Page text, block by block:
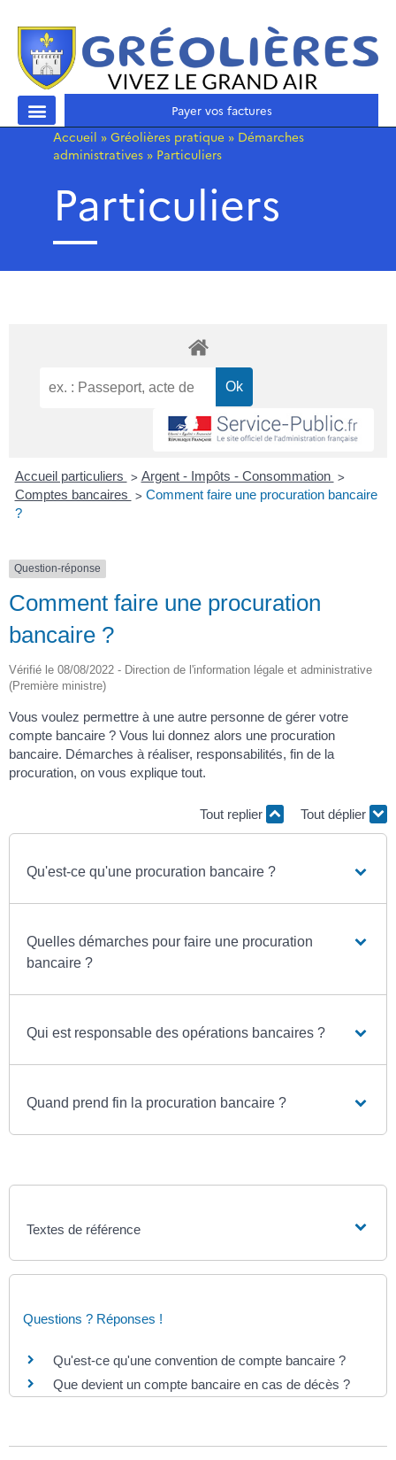
Payer vos factures
Accueil » Gréolières pratique » Démarches
administratives » Particuliers
Particuliers
Accueil particuliers > Argent - Impôts - Consommation >
Comptes bancaires > Comment faire une procuration bancaire
?
Question-réponse
Comment faire une procuration
bancaire ?
Vérifié le 08/08/2022 - Direction de l'information légale et administrative
(Première ministre)
Vous voulez permettre à une autre personne de gérer votre
compte bancaire ? Vous lui donnez alors une procuration
bancaire. Démarches à réaliser, responsabilités, fin de la
procuration, on vous explique tout.
Tout replier Tout déplier
Qu'est-ce qu'une procuration bancaire ?
Quelles démarches pour faire une procuration
bancaire ?
Qui est responsable des opérations bancaires ?
Quand prend fin la procuration bancaire ?
Textes de référence
Questions ? Réponses !
Qu'est-ce qu'une convention de compte bancaire ?
Que devient un compte bancaire en cas de décès ?